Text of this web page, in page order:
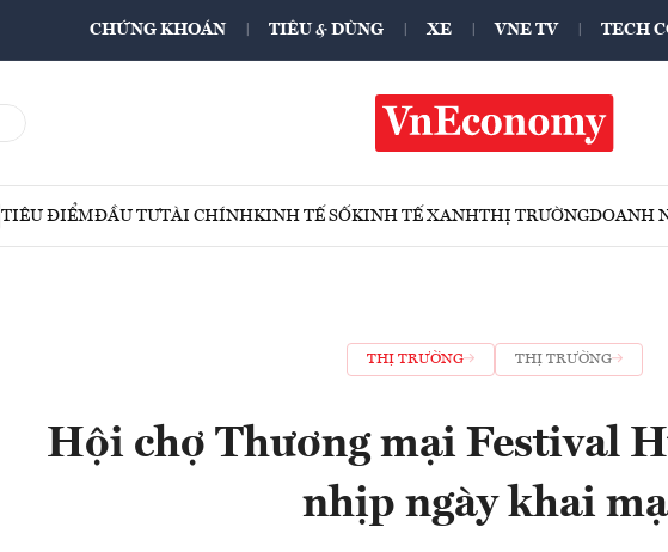
CHỨNG KHOÁN TIÊU & DÙNG XE VNE TV TECH
TIÊU ĐIỂMĐẦU TƯTÀI CHÍNHKINH TẾ SỐKINH TẾ XANHTHỊ TRƯỜNGDOANH
THỊ TRƯỜNG THỊ TRƯỜNG
Hội chợ Thương mại Festival
nhịp ngày khai